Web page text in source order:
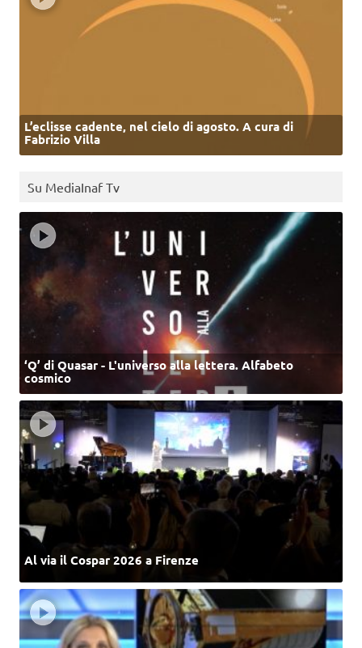
L’eclisse cadente, nel cielo di agosto. A cura di
Fabrizio Villa
Su MediaInaf Tv
‘Q’ di Quasar - L'universo alla lettera. Alfabeto
cosmico
Al via il Cospar 2026 a Firenze